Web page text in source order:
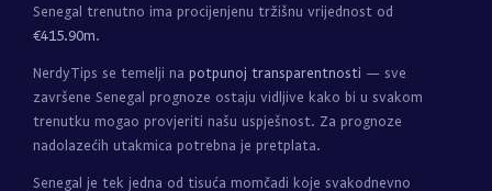
Senegal trenutno ima procijenjenu tržišnu vrijednost od
€415.90m.
NerdyTips se temelji na potpunoj transparentnosti — sve
završene Senegal prognoze ostaju vidljive kako bi u svakom
trenutku mogao provjeriti našu uspješnost. Za prognoze
nadolazećih utakmica potrebna je pretplata.
Senegal je tek jedna od tisuća momčadi koje svakodnevno